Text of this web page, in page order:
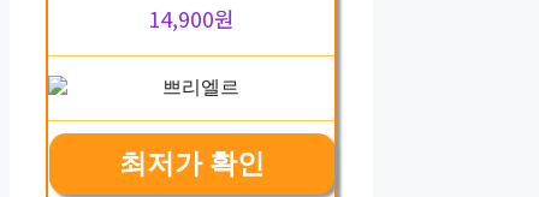
14,900원
최저가 확인